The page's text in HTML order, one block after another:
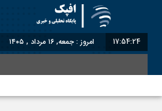
17:54:24 امروز : جمعه, ۱۶ مرداد , ۱۴۰۵